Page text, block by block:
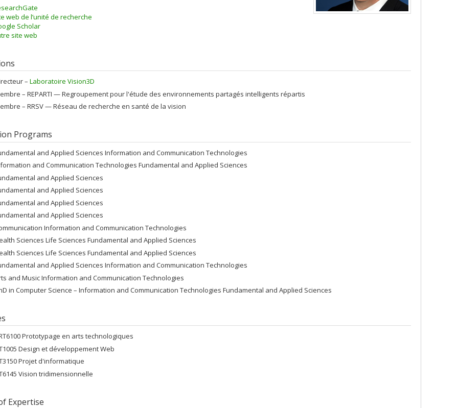
web de l’unité de recherche
Scholar
site web
– Laboratoire Vision3D
– REPARTI — Regroupement pour l'étude des environnements partagés intelligents répartis
– RRSV — Réseau de recherche en santé de la vision
Programs
and Applied Sciences Information and Communication Technologies
and Communication Technologies Fundamental and Applied Sciences
and Applied Sciences
and Applied Sciences
and Applied Sciences
and Applied Sciences
Information and Communication Technologies
Sciences Life Sciences Fundamental and Applied Sciences
Sciences Life Sciences Fundamental and Applied Sciences
and Applied Sciences Information and Communication Technologies
and Music Information and Communication Technologies
in Computer Science – Information and Communication Technologies Fundamental and Applied Sciences
Prototypage en arts technologiques
Design et développement Web
Projet d'informatique
Vision tridimensionnelle
Expertise